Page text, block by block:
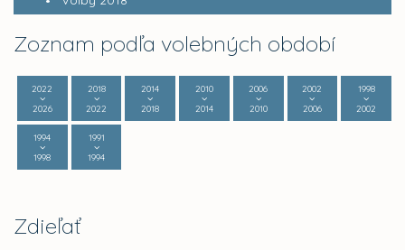
Zoznam podľa volebných období
2022
2026
2018
2022
2014
2018
2010
2014
2006
2010
2002
2006
1998
2002
1994
1998
1991
1994
Zdieľať